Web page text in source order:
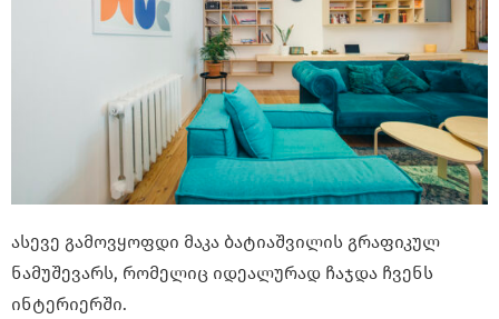
ასევე გამოვყოფდი მაკა ბატიაშვილის გრაფიკულ
ნამუშევარს, რომელიც იდეალურად ჩაჯდა ჩვენს
ინტერიერში.